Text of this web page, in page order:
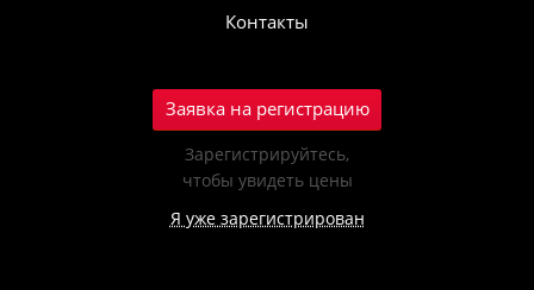
Контакты
Заявка на регистрацию
Зарегистрируйтесь,
чтобы увидеть цены
Я уже зарегистрирован